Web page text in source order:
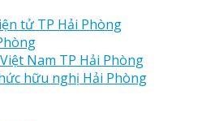
tử TP Hải Phòng
Nam TP Hải Phòng
hữu nghị Hải Phòng